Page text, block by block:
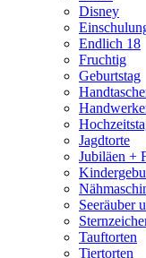
Disney
Endlich 18
Fruchtig
Geburtstag
Jagdtorte
Jubiläen +
Seeräuber
Tauftorten
Tiertorten